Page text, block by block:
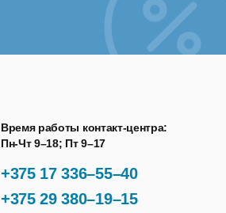
+375 17 336–55–40
+375 29 380–19–15
Время работы контакт-центра:
Пн-Чт 9–18; Пт 9–17